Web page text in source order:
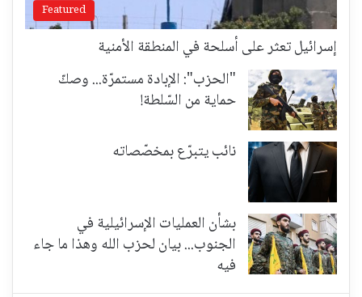
Featured
إسرائيل تعثر على أسلحة في المنطقة الأمنية
"الحزب": الإبادة مستمرّة... وصكّ
حماية من السّلطة!
نائب يتبرّع بمخصّصاته
بشأن العمليات الإسرائيلية في
الجنوب... بيان لحزب الله وهذا ما جاء
فيه